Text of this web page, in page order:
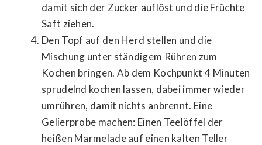
damit sich der Zucker auflöst und die Früchte
Saft ziehen.
Den Topf auf den Herd stellen und die
Mischung unter ständigem Rühren zum
Kochen bringen. Ab dem Kochpunkt 4 Minuten
sprudelnd kochen lassen, dabei immer wieder
umrühren, damit nichts anbrennt. Eine
Gelierprobe machen: Einen Teelöffel der
heißen Marmelade auf einen kalten Teller